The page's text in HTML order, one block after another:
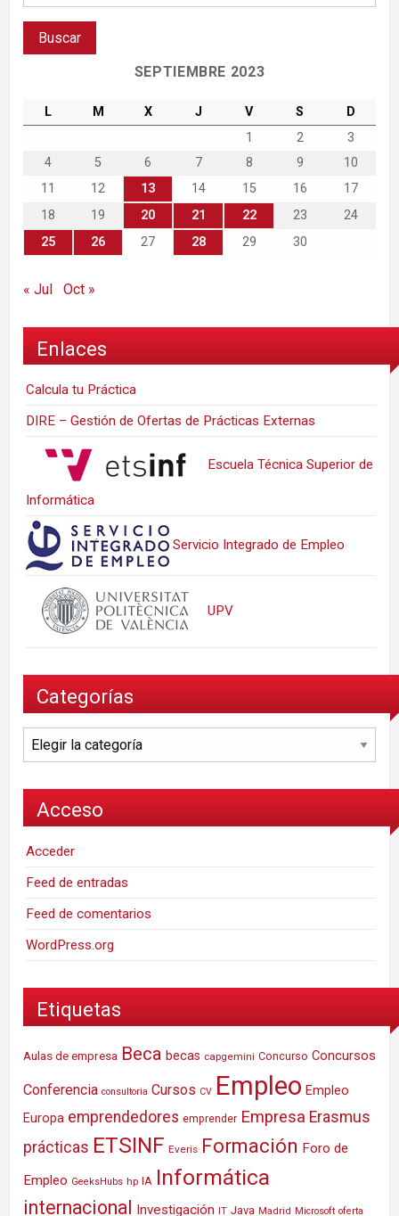
SEPTIEMBRE 2023
L M X J V S
D
1
2
3
4
5 6 7 8 9
10
11
12 13 14 15 16
17
18
19 20 21 22 23
24
25
26 27 28 29 30
« Jul Oct »
Enlaces
Calcula tu Práctica
DIRE – Gestión de Ofertas de Prácticas Externas
Escuela Técnica Superior de
Informática
Servicio Integrado de Empleo
UPV
Categorías
Categorías
Acceso
Acceder
Feed de entradas
Feed de comentarios
WordPress.org
Etiquetas
Aulas de empresa Beca becas capgemini Concurso Concursos
Conferencia consultoria Cursos CV Empleo Empleo
Europa emprendedores emprender Empresa Erasmus
prácticas ETSINF Everis Formación Foro de
Empleo GeeksHubs hp IA Informática
internacional Investigación IT Java Madrid Microsoft oferta